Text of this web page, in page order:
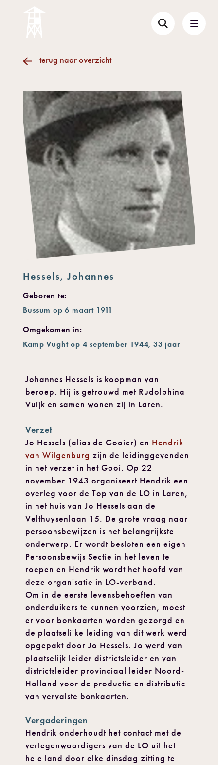
terug naar overzicht
Hessels, Johannes
Geboren te:
Bussum op 6 maart 1911
Omgekomen in:
Kamp Vught op 4 september 1944, 33 jaar
Johannes Hessels is koopman van
beroep. Hij is getrouwd met Rudolphina
Vuijk en samen wonen zij in Laren.
Verzet
Jo Hessels (alias de Gooier) en Hendrik
van Wilgenburg zijn de leidinggevenden
in het verzet in het Gooi. Op 22
november 1943 organiseert Hendrik een
overleg voor de Top van de LO in Laren,
in het huis van Jo Hessels aan de
Velthuysenlaan 15. De grote vraag naar
persoonsbewijzen is het belangrijkste
onderwerp. Er wordt besloten een eigen
Persoonsbewijs Sectie in het leven te
roepen en Hendrik wordt het hoofd van
deze organisatie in LO-verband.
Om in de eerste levensbehoeften van
onderduikers te kunnen voorzien, moest
er voor bonkaarten worden gezorgd en
de plaatselijke leiding van dit werk werd
opgepakt door Jo Hessels. Jo werd van
plaatselijk leider districtsleider en van
districtsleider provinciaal leider Noord-
Holland voor de productie en distributie
van vervalste bonkaarten.
Vergaderingen
Hendrik onderhoudt het contact met de
vertegenwoordigers van de LO uit het
hele land door elke dinsdag zitting te